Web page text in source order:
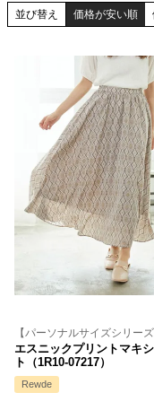
並び替え 価格が安い順
【パーソナルサイズシリーズ
エスニックプリントマキ
ト（1R10-07217）
Rewde